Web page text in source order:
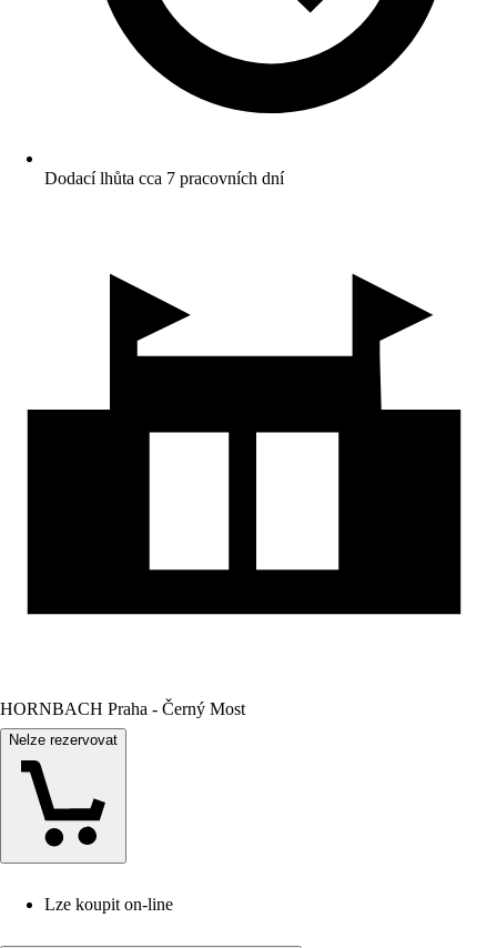
Dodací lhůta cca 7 pracovních dní
HORNBACH Praha - Černý Most
Nelze rezervovat
Lze koupit on-line